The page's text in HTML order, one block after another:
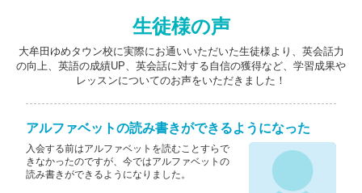
生徒様の声
大牟田ゆめタウン校に実際にお通いいただいた生徒様より、英会話力
の向上、英語の成績UP、英会話に対する自信の獲得など、学習成果や
レッスンについてのお声をいただきました！
アルファベットの読み書きができるようになった
入会する前はアルファベットを読むことすらで
きなかったのですが、今ではアルファベットの
読み書きができるようになりました。